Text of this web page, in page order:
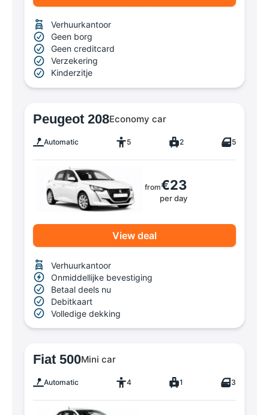
Verhuurkantoor
Geen borg
Geen creditcard
Verzekering
Kinderzitje
Peugeot 208Economy car
Automatic 5 2 5
from€23
per day
View deal
Verhuurkantoor
Onmiddellijke bevestiging
Betaal deels nu
Debitkaart
Volledige dekking
Fiat 500Mini car
Automatic 4 1 3